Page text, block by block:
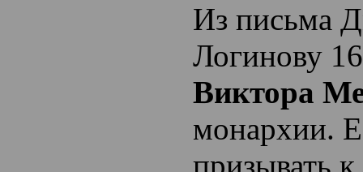
Из письма
Логинову
Виктора
монархии.
призывать